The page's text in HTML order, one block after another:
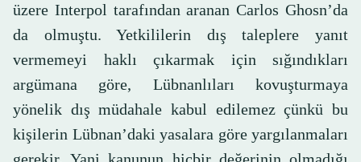
üzere Interpol tarafından aranan Carlos Ghosn’da
da olmuştu. Yetkililerin dış taleplere yanıt
vermemeyi haklı çıkarmak için sığındıkları
argümana göre, Lübnanlıları kovuşturmaya
yönelik dış müdahale kabul edilemez çünkü bu
kişilerin Lübnan’daki yasalara göre yargılanmaları